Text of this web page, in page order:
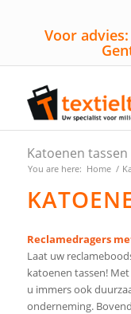
Voor
Katoenen tassen
You are here: Home /
Reclamedragers
Laat uw
katoenen tassen!
u immers ook
onderneming.